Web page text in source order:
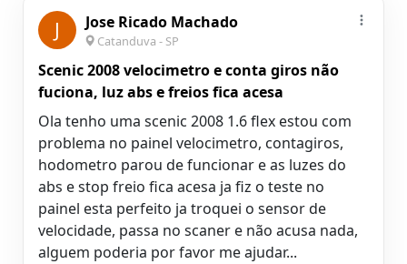
J Jose Ricado Machado
Catanduva - SP
Scenic 2008 velocimetro e conta giros não
fuciona, luz abs e freios fica acesa
Ola tenho uma scenic 2008 1.6 flex estou com
problema no painel velocimetro, contagiros,
hodometro parou de funcionar e as luzes do
abs e stop freio fica acesa ja fiz o teste no
painel esta perfeito ja troquei o sensor de
velocidade, passa no scaner e não acusa nada,
alguem poderia por favor me ajudar...